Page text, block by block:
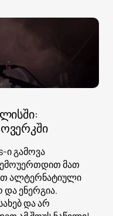
ი გამოვა
მათ
ალტერნატიული
ენერგია.
და არ